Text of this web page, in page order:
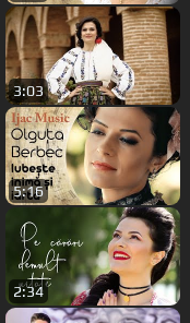
3:03
5:16
2:34